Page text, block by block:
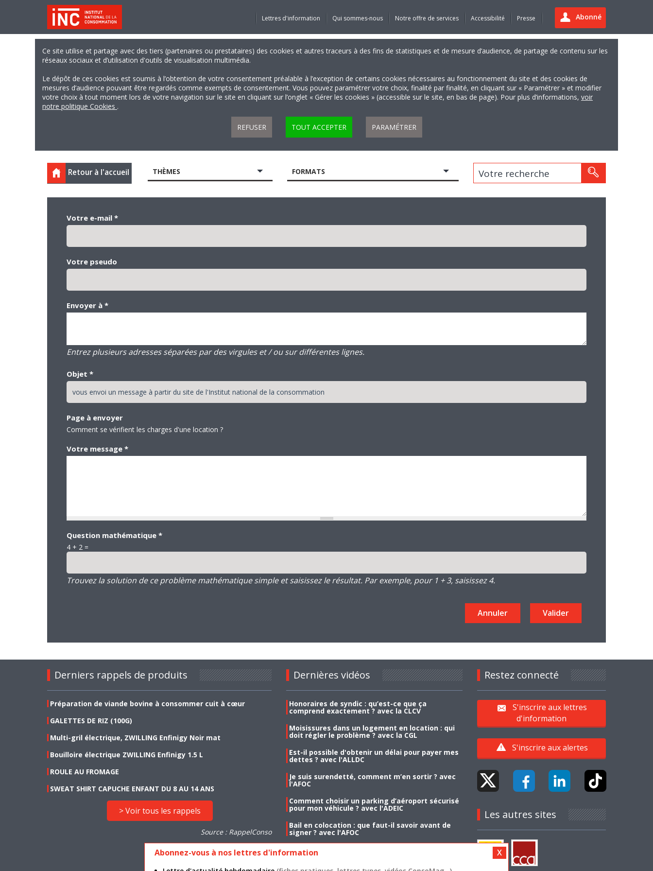
Abonné
Lettres d'information Qui sommes-nous Notre offre de services Accessibilité Presse
Ce site utilise et partage avec des tiers (partenaires ou prestataires) des cookies et autres traceurs à des fins de statistiques et de mesure d’audience, de partage de contenu sur les
réseaux sociaux et d’utilisation d'outils de visualisation multimédia.
Le dépôt de ces cookies est soumis à l’obtention de votre consentement préalable à l’exception de certains cookies nécessaires au fonctionnement du site et des cookies de
mesures d’audience pouvant être regardés comme exempts de consentement. Vous pouvez paramétrer votre choix, finalité par finalité, en cliquant sur « Paramétrer » et modifier
votre choix à tout moment lors de votre navigation sur le site en cliquant sur l’onglet « Gérer les cookies » (accessible sur le site, en bas de page). Pour plus d’informations, voir
notre politique Cookies .
REFUSER TOUT ACCEPTER PARAMÉTRER
Retour à l'accueil THÈMES FORMATS Votre recherche
Votre e-mail *
Votre pseudo
Envoyer à *
Entrez plusieurs adresses séparées par des virgules et / ou sur différentes lignes.
Objet *
Page à envoyer
Comment se vérifient les charges d'une location ?
Votre message *
Question mathématique *
4 + 2 =
Trouvez la solution de ce problème mathématique simple et saisissez le résultat. Par exemple, pour 1 + 3, saisissez 4.
Derniers rappels de produits
Préparation de viande bovine à consommer cuit à cœur
GALETTES DE RIZ (100G)
Multi-gril électrique, ZWILLING Enfinigy Noir mat
Bouilloire électrique ZWILLING Enfinigy 1.5 L
ROULE AU FROMAGE
SWEAT SHIRT CAPUCHE ENFANT DU 8 AU 14 ANS
> Voir tous les rappels
Source : RappelConso
Dernières vidéos
Honoraires de syndic : qu’est-ce que ça
comprend exactement ? avec la CLCV
Moisissures dans un logement en location : qui
doit régler le problème ? avec la CGL
Est-il possible d'obtenir un délai pour payer mes
dettes ? avec l'ALLDC
Je suis surendetté, comment m’en sortir ? avec
l'AFOC
Comment choisir un parking d’aéroport sécurisé
pour mon véhicule ? avec l'ADEIC
Bail en colocation : que faut-il savoir avant de
signer ? avec l'AFOC
Restez connecté
S'inscrire aux lettres
d'information
S'inscrire aux alertes
Les autres sites
Abonnez-vous à nos lettres d'information